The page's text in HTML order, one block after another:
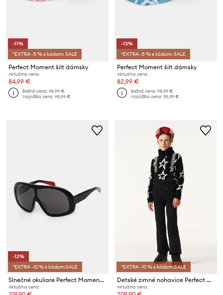
-11%
*EXTRA -5 % s kódom: SALE
Perfect Moment šilt dámsky
Aktuálna cena:
84,99 €
Bežná cena:95,99 €
Najnižšia cena:95,99 €
-13%
*EXTRA -5 % s kódom: SALE
Perfect Moment šilt dámsky
Aktuálna cena:
82,99 €
Bežná cena:95,99 €
Najnižšia cena:95,99 €
-12%
*EXTRA -10 % s kódom:SALE
Slnečné okuliare Perfect Moment Racer
Aktuálna cena:
*EXTRA -10 % s kódom:SALE
Detské zimné nohavice Perfect Moment aurora flare pant
Aktuálna cena: